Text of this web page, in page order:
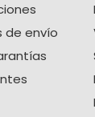
de envío